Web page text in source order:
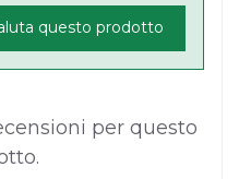
questo prodotto
per questo